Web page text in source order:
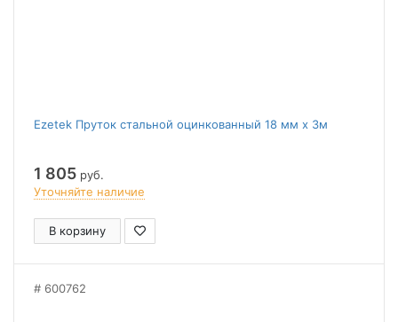
Ezetek Пруток стальной оцинкованный 18 мм х 3м
1 805 руб.
Уточняйте наличие
В корзину
600762